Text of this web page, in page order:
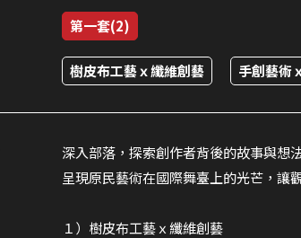
第一套(2)
樹皮布工藝ｘ纖維創藝 手創藝術
深入部落，探索創作者背後的故事與想
呈現原民藝術在國際舞臺上的光芒，讓
１）樹皮布工藝ｘ纖維創藝